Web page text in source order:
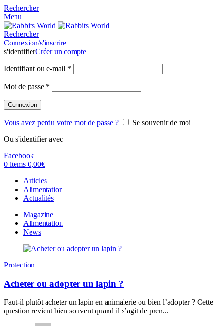
Rechercher
Menu
Rechercher
Connexion/s'inscrire
s'identifierCréer un compte
Identifiant ou e-mail *
Mot de passe *
Connexion
Vous avez perdu votre mot de passe ?
Se souvenir de moi
Ou s'identifier avec
Facebook
0 items 0,00€
Articles
Alimentation
Actualités
Magazine
Alimentation
News
Protection
Acheter ou adopter un lapin ?
Faut-il plutôt acheter un lapin en animalerie ou bien l’adopter ? Cette
question revient bien souvent quand il s’agit de pren...